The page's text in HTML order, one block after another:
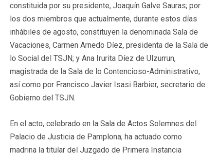
constituida por su presidente, Joaquín Galve Sauras; por
los dos miembros que actualmente, durante estos días
inhábiles de agosto, constituyen la denominada Sala de
Vacaciones, Carmen Arnedo Díez, presidenta de la Sala de
lo Social del TSJN; y Ana Irurita Díez de Ulzurrun,
magistrada de la Sala de lo Contencioso-Administrativo,
así como por Francisco Javier Isasi Barbier, secretario de
Gobierno del TSJN.
En el acto, celebrado en la Sala de Actos Solemnes del
Palacio de Justicia de Pamplona, ha actuado como
madrina la titular del Juzgado de Primera Instancia